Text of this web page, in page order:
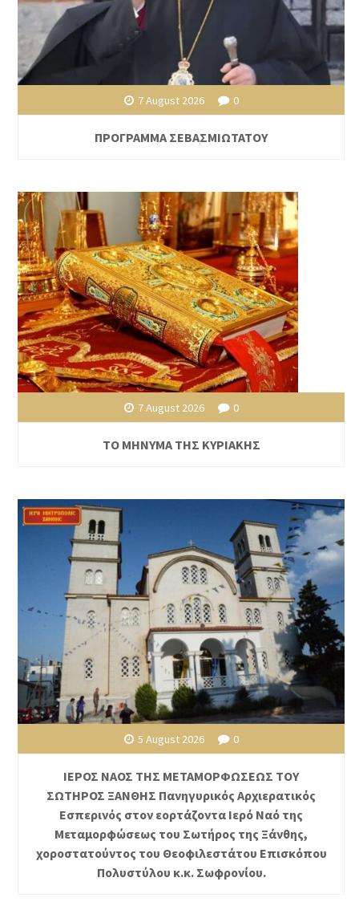
7 August 2026 0
ΠΡΟΓΡΑΜΜΑ ΣΕΒΑΣΜΙΩΤΑΤΟΥ
7 August 2026 0
ΤΟ ΜΗΝΥΜΑ ΤΗΣ ΚΥΡΙΑΚΗΣ
5 August 2026 0
ΙΕΡΟΣ ΝΑΟΣ ΤΗΣ ΜΕΤΑΜΟΡΦΩΣΕΩΣ ΤΟΥ
ΣΩΤΗΡΟΣ ΞΑΝΘΗΣ Πανηγυρικός Αρχιερατικός
Εσπερινός στον εορτάζοντα Ιερό Ναό της
Μεταμορφώσεως του Σωτήρος της Ξάνθης,
χοροστατούντος του Θεοφιλεστάτου Επισκόπου
Πολυστύλου κ.κ. Σωφρονίου.